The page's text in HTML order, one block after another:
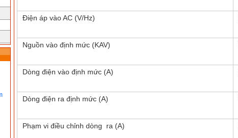
Điện áp vào AC (V/Hz)
Nguồn vào định mức (KAV)
Dòng điện vào định mức (A)
Dòng điện ra định mức (A)
Phạm vi điều chỉnh dòng ra (A)